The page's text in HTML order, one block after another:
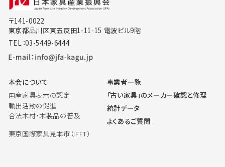
〒141-0022
東京都品川区東五反田1-11-15 電波ビル9階
TEL：03-5449-6444
本会について
国産家具表示の認定
輸出活動の促進
合法木材・木製品の普及
東京国際家具見本市（IFFT）
事業者一覧
「古い家具」のメーカー確認と修理
統計データ
よくあるご質問